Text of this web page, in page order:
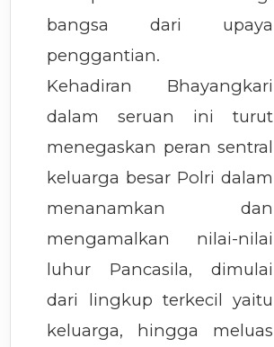
bangsa dari upaya
penggantian.
Kehadiran Bhayangkari
dalam seruan ini turut
menegaskan peran sentral
keluarga besar Polri dalam
menanamkan dan
mengamalkan nilai-nilai
luhur Pancasila, dimulai
dari lingkup terkecil yaitu
keluarga, hingga meluas